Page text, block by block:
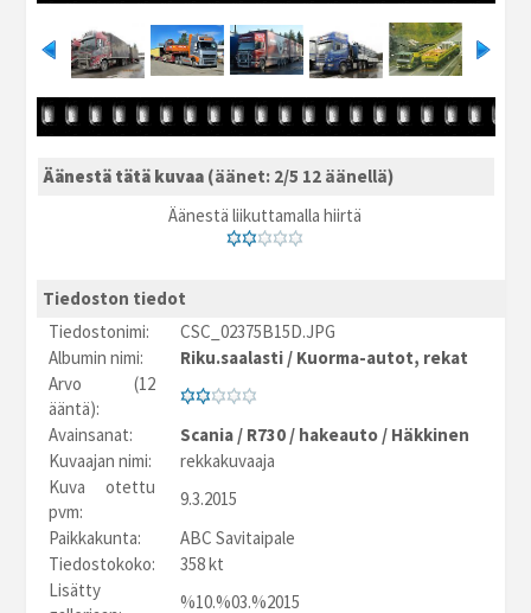
Äänestä tätä kuvaa (äänet: 2/5 12 äänellä)
Äänestä liikuttamalla hiirtä
Tiedoston tiedot
Tiedostonimi:
CSC_02375B15D.JPG
Albumin nimi:
Riku.saalasti / Kuorma-autot, rekat
Arvo (12
ääntä):
Avainsanat:
Scania / R730 / hakeauto / Häkkinen
Kuvaajan nimi:
rekkakuvaaja
Kuva otettu
pvm:
9.3.2015
Paikkakunta:
ABC Savitaipale
Tiedostokoko:
358 kt
Lisätty
%10.%03.%2015